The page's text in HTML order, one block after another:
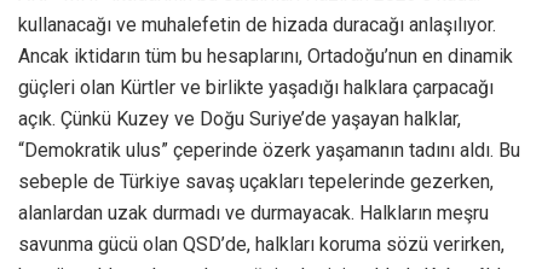
kullanacağı ve muhalefetin de hizada duracağı anlaşılıyor.
Ancak iktidarın tüm bu hesaplarını, Ortadoğu’nun en dinamik
güçleri olan Kürtler ve birlikte yaşadığı halklara çarpacağı
açık. Çünkü Kuzey ve Doğu Suriye’de yaşayan halklar,
“Demokratik ulus” çeperinde özerk yaşamanın tadını aldı. Bu
sebeple de Türkiye savaş uçakları tepelerinde gezerken,
alanlardan uzak durmadı ve durmayacak. Halkların meşru
savunma gücü olan QSD’de, halkları koruma sözü verirken,